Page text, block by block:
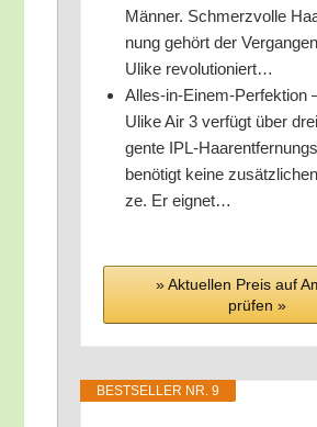
Män­ner. Schmerz­vol­le
nung gehört der
Ulike revolutioniert…
Alles-in-Einem-Per­fek­ti­on
Ulike Air 3 ver­fügt über
gen­te IPL-
benö­tigt kei­ne
ze. Er eignet…
» Aktu­el­len Preis auf
prü­fen »
BEST­SEL­LER NR. 9